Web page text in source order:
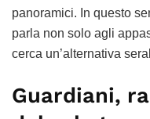
panoramici. In questo
parla non solo agli
cerca un’alternativa
Guardiani,